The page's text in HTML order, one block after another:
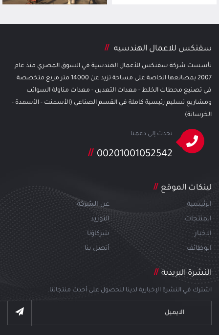
سفنكس للاعمال الهندسيه
تأسست شركة سفنكس للأعمال الهندسية في السوق المصري منذ عام
2007 بمصانعها الخاصة على مساحة تزيد عن 14000 متر مربع متخصصة
في تصنيع محطات الخلط - معدات التعدين - معدات مناولة السوائب
ومشاريع تسليم رئيسية كاملة في القسم الصناعي (الأسمنت - الأسمدة -
الخرسانة)
تحدث إلى دعمنا
00201001052542
لينكات الموقع
الرئيسية
عن الشركة
المنتجات
التوريد
الاخبار
شركاؤنا
الوظائف
أتصل بنا
النشرة البريدية
اشترك في النشرة الإخبارية لدينا للحصول على أحدث منتجاتنا.